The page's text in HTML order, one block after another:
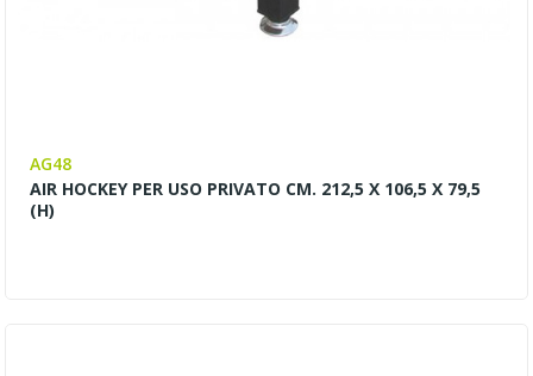
AG48
AIR HOCKEY PER USO PRIVATO CM. 212,5 X 106,5 X 79,5
(H)